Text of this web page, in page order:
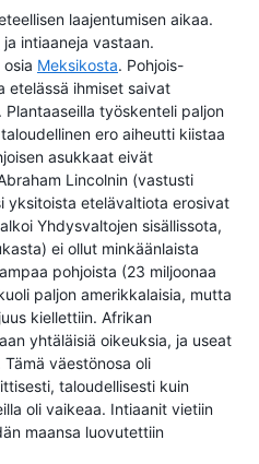
laajentumisen aikaa.
ja intiaaneja vastaan.
Meksikosta. Pohjois-
etelässä ihmiset saivat
työskenteli paljon
ero aiheutti kiistaa
asukkaat eivät
Lincolnin (vastusti
yksitoista etelävaltiota erosivat
Yhdysvaltojen sisällissota,
ei ollut minkäänlaista
pohjoista (23 miljoonaa
paljon amerikkalaisia, mutta
kiellettiin. Afrikan
yhtäläisiä oikeuksia, ja useat
väestönosa oli
taloudellisesti kuin
oli vaikeaa. Intiaanit vietiin
maansa luovutettiin